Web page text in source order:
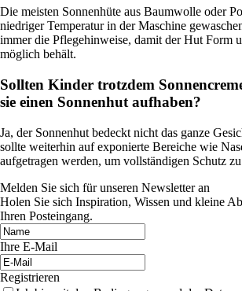
Die meisten Sonnenhüte aus Baumwolle oder
niedriger Temperatur in der Maschine
immer die Pflegehinweise, damit der Hut Form
möglich behält.
Sollten Kinder trotzdem
sie einen Sonnenhut aufhaben?
Ja, der Sonnenhut bedeckt nicht das ganze
sollte weiterhin auf exponierte Bereiche wie
aufgetragen werden, um vollständigen Schutz
Melden Sie sich für unseren Newsletter an
Holen Sie sich Inspiration, Wissen und kleine
Ihren Posteingang.
Ihre E-Mail
Registrieren